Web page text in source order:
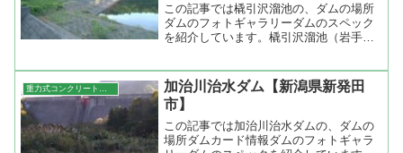
この記事では橇引沢溜池の、ダムの場所
ダムのフォトギャラリーダムのスペック
を紹介しています。橇引沢溜池（岩手県
加治川治水ダム【新潟県新発田
市】
この記事では加治川治水ダムの、ダムの
場所ダムカード情報ダムのフォトギャラ